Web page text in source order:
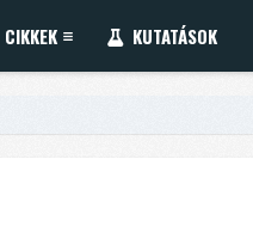
CIKKEK KUTATÁSOK